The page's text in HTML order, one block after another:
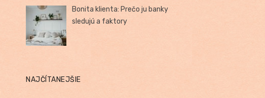
Bonita klienta: Prečo ju banky
sledujú a faktory
NAJČÍTANEJŠIE